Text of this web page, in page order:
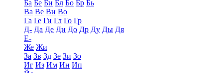
Ба Бе Би Бл Бо Бр Бь
Ва Ве Ви Во
Га Ге Ги Гл Го Гр
Д- Да Де Ди До Др Ду Ды Дя
Е-
Же Жи
За Зв Зд Зе Зи Зо
Иг Из Им Ин Ип